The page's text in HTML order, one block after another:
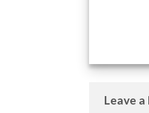
Leave a